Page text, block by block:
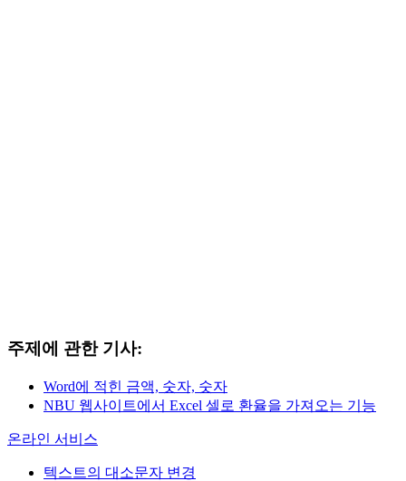
주제에 관한 기사:
Word에 적힌 금액, 숫자, 숫자
NBU 웹사이트에서 Excel 셀로 환율을 가져오는 기능
온라인 서비스
텍스트의 대소문자 변경